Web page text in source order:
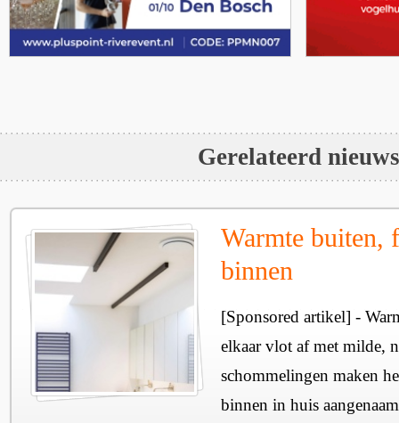
Gerelateerd nieuws
Warmte buiten,
binnen
[Sponsored artikel] -
elkaar vlot af met milde,
schommelingen maken
binnen in huis